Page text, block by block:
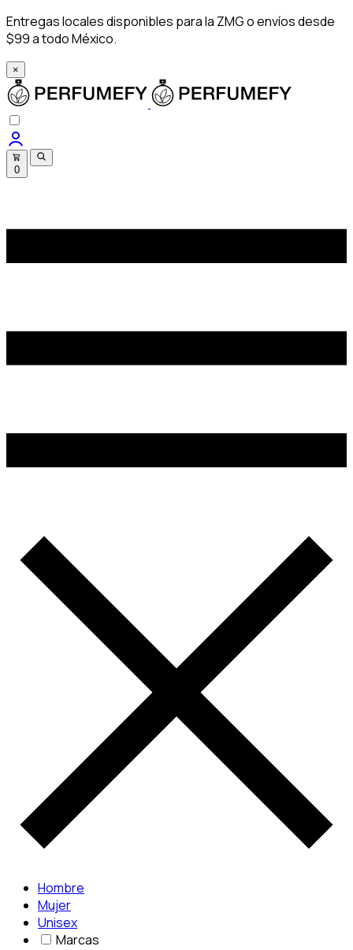
Entregas locales disponibles para la ZMG o envíos desde
$99 a todo México.
×
0
Hombre
Mujer
Unisex
Marcas